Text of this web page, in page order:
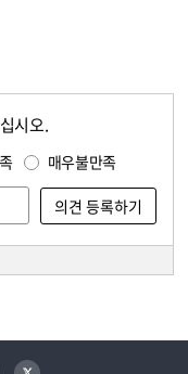
시오.
매우불만족
트위터